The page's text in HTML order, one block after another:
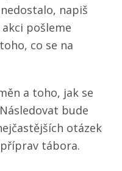
napiš
pošleme
co se na
a toho, jak se
bude
otázek
tábora.